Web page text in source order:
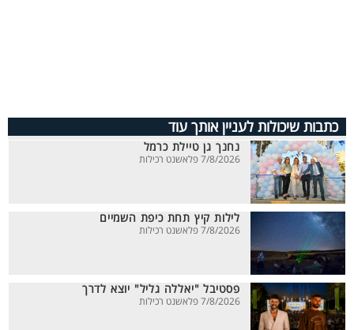
כתבות שיכולות לעניין אותך עוד
נחנך גן טיילת כרמל
7/8/2026 פלאשנט רכילות
לילות קיץ תחת כיפת השמיים
7/8/2026 פלאשנט רכילות
פסטיבל "יאללה גליל" יוצא לדרך
7/8/2026 פלאשנט רכילות